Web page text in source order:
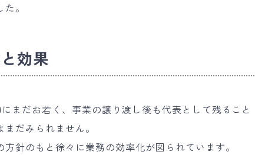
。
効果
まだお若く、事業の譲り渡し後も代表として残ること
だみられません。
針のもと徐々に業務の効率化が図られています。